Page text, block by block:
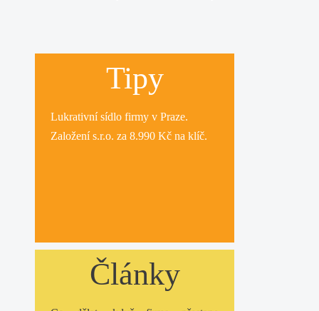
Tipy
Lukrativnísídlo firmy v Praze.
Založení s.r.o. za 8.990 Kč na klíč.
Články